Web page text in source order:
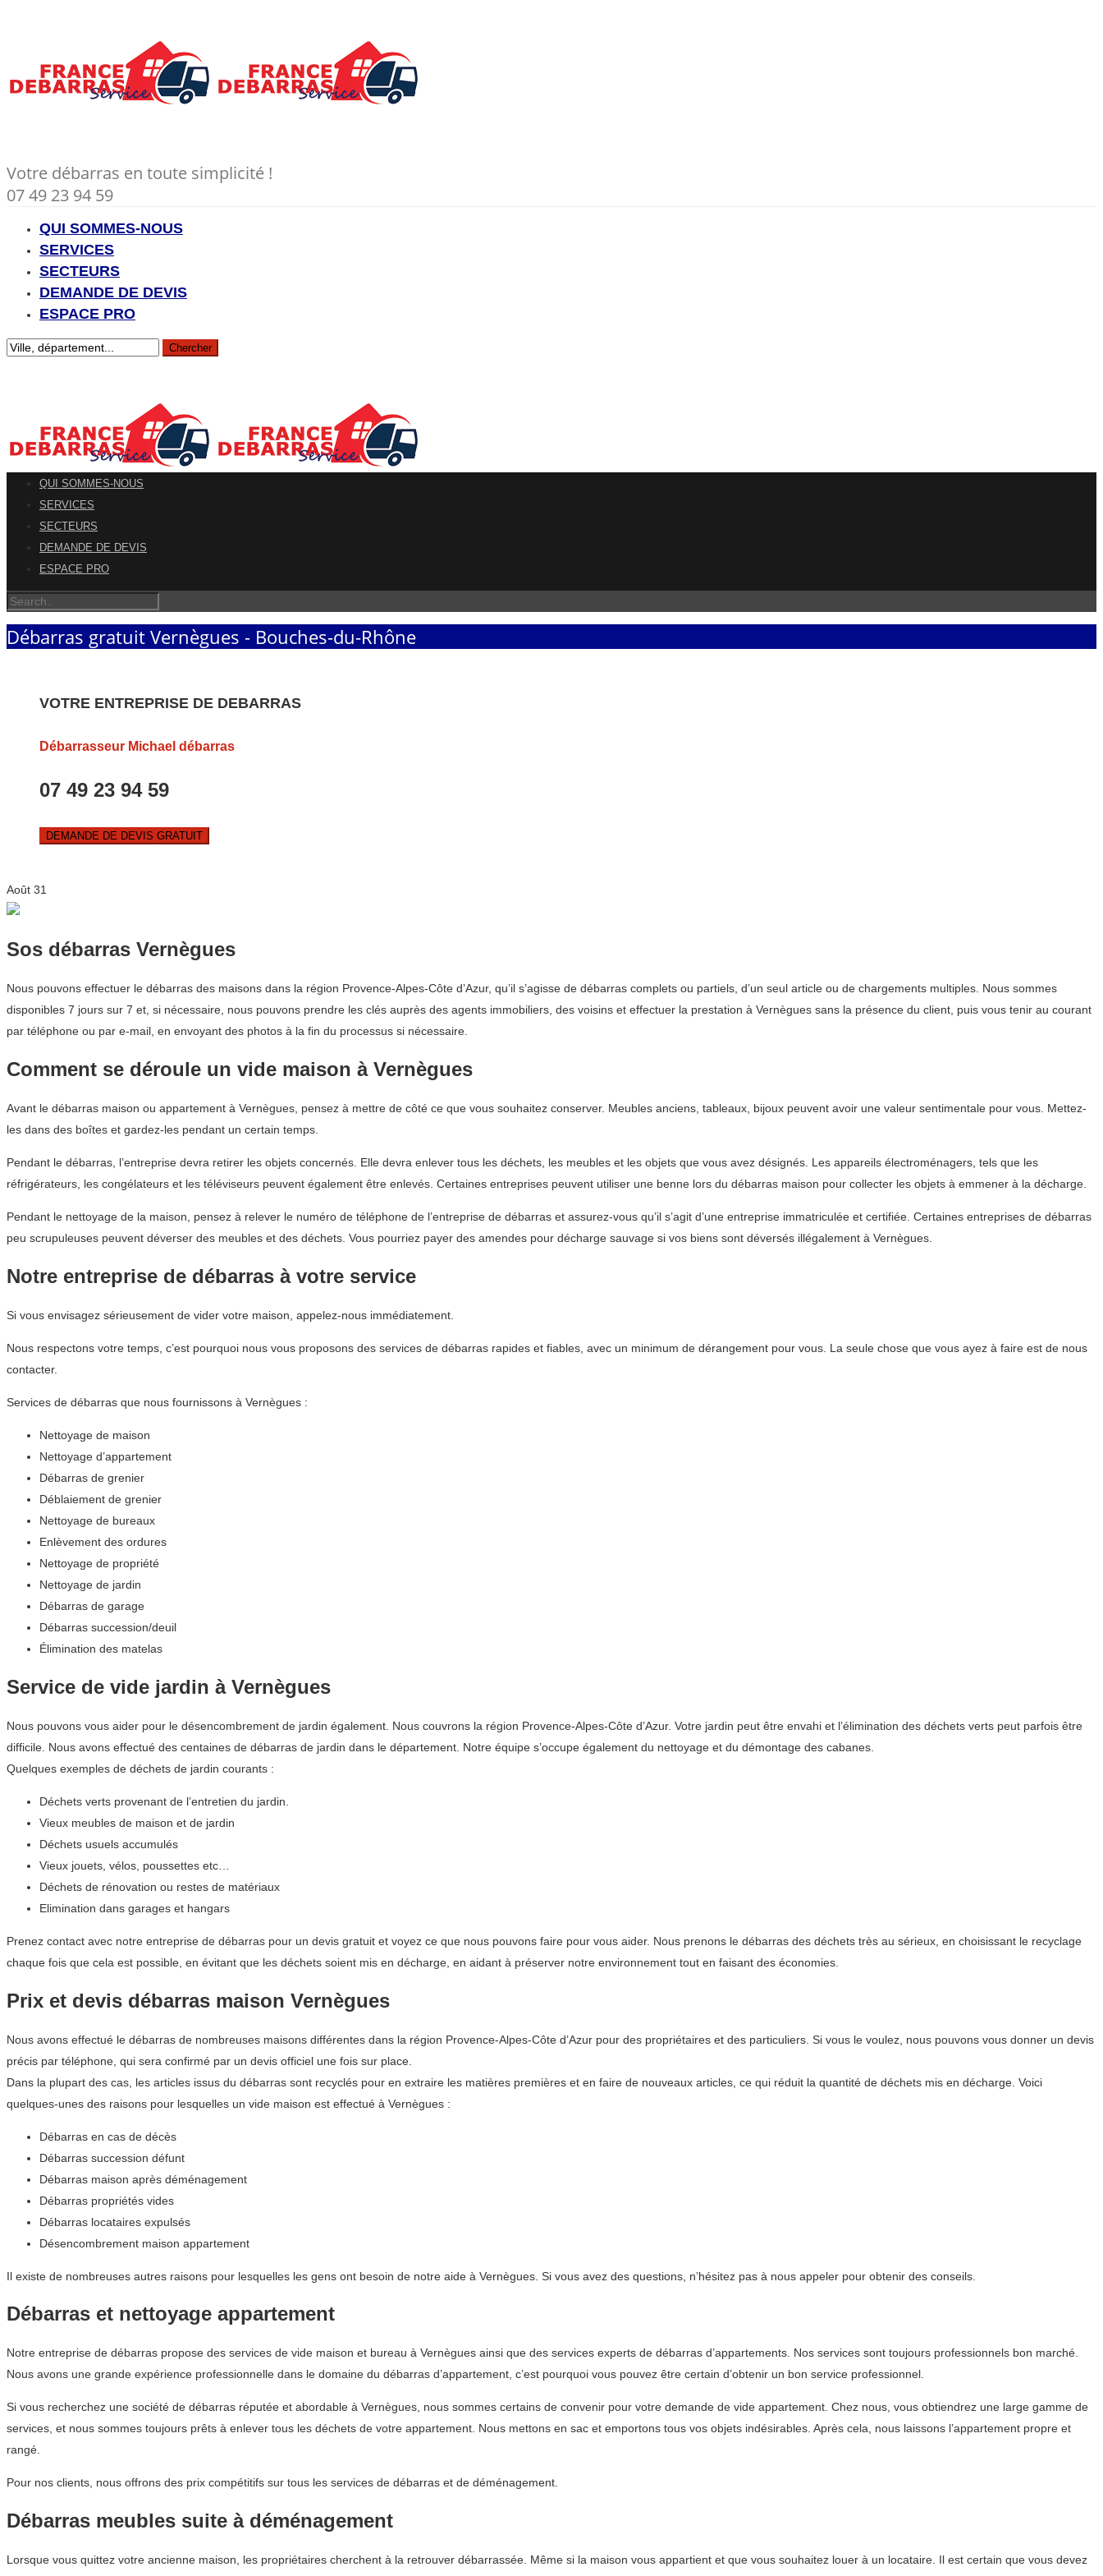
Votre débarras en toute simplicité !
07 49 23 94 59
QUI SOMMES-NOUS
SERVICES
SECTEURS
DEMANDE DE DEVIS
ESPACE PRO
QUI SOMMES-NOUS
SERVICES
SECTEURS
DEMANDE DE DEVIS
ESPACE PRO
Débarras gratuit Vernègues - Bouches-du-Rhône
VOTRE ENTREPRISE DE DEBARRAS
Débarrasseur Michael débarras
07 49 23 94 59
DEMANDE DE DEVIS GRATUIT
Août 31
Sos débarras Vernègues
Nous pouvons effectuer le débarras des maisons dans la région Provence-Alpes-Côte d’Azur, qu’il s’agisse de débarras complets ou partiels, d’un seul article ou de chargements multiples. Nous sommes
disponibles 7 jours sur 7 et, si nécessaire, nous pouvons prendre les clés auprès des agents immobiliers, des voisins et effectuer la prestation à Vernègues sans la présence du client, puis vous tenir au courant
par téléphone ou par e-mail, en envoyant des photos à la fin du processus si nécessaire.
Comment se déroule un vide maison à Vernègues
Avant le débarras maison ou appartement à Vernègues, pensez à mettre de côté ce que vous souhaitez conserver. Meubles anciens, tableaux, bijoux peuvent avoir une valeur sentimentale pour vous. Mettez-
les dans des boîtes et gardez-les pendant un certain temps.
Pendant le débarras, l’entreprise devra retirer les objets concernés. Elle devra enlever tous les déchets, les meubles et les objets que vous avez désignés. Les appareils électroménagers, tels que les
réfrigérateurs, les congélateurs et les téléviseurs peuvent également être enlevés. Certaines entreprises peuvent utiliser une benne lors du débarras maison pour collecter les objets à emmener à la décharge.
Pendant le nettoyage de la maison, pensez à relever le numéro de téléphone de l’entreprise de débarras et assurez-vous qu’il s’agit d’une entreprise immatriculée et certifiée. Certaines entreprises de débarras
peu scrupuleuses peuvent déverser des meubles et des déchets. Vous pourriez payer des amendes pour décharge sauvage si vos biens sont déversés illégalement à Vernègues.
Notre entreprise de débarras à votre service
Si vous envisagez sérieusement de vider votre maison, appelez-nous immédiatement.
Nous respectons votre temps, c’est pourquoi nous vous proposons des services de débarras rapides et fiables, avec un minimum de dérangement pour vous. La seule chose que vous ayez à faire est de nous
contacter.
Services de débarras que nous fournissons à Vernègues :
Nettoyage de maison
Nettoyage d’appartement
Débarras de grenier
Déblaiement de grenier
Nettoyage de bureaux
Enlèvement des ordures
Nettoyage de propriété
Nettoyage de jardin
Débarras de garage
Débarras succession/deuil
Élimination des matelas
Service de vide jardin à Vernègues
Nous pouvons vous aider pour le désencombrement de jardin également. Nous couvrons la région Provence-Alpes-Côte d’Azur. Votre jardin peut être envahi et l’élimination des déchets verts peut parfois être
difficile. Nous avons effectué des centaines de débarras de jardin dans le département. Notre équipe s’occupe également du nettoyage et du démontage des cabanes.
Quelques exemples de déchets de jardin courants :
Déchets verts provenant de l’entretien du jardin.
Vieux meubles de maison et de jardin
Déchets usuels accumulés
Vieux jouets, vélos, poussettes etc…
Déchets de rénovation ou restes de matériaux
Elimination dans garages et hangars
Prenez contact avec notre entreprise de débarras pour un devis gratuit et voyez ce que nous pouvons faire pour vous aider. Nous prenons le débarras des déchets très au sérieux, en choisissant le recyclage
chaque fois que cela est possible, en évitant que les déchets soient mis en décharge, en aidant à préserver notre environnement tout en faisant des économies.
Prix et devis débarras maison Vernègues
Nous avons effectué le débarras de nombreuses maisons différentes dans la région Provence-Alpes-Côte d’Azur pour des propriétaires et des particuliers. Si vous le voulez, nous pouvons vous donner un devis
précis par téléphone, qui sera confirmé par un devis officiel une fois sur place.
Dans la plupart des cas, les articles issus du débarras sont recyclés pour en extraire les matières premières et en faire de nouveaux articles, ce qui réduit la quantité de déchets mis en décharge. Voici
quelques-unes des raisons pour lesquelles un vide maison est effectué à Vernègues :
Débarras en cas de décès
Débarras succession défunt
Débarras maison après déménagement
Débarras propriétés vides
Débarras locataires expulsés
Désencombrement maison appartement
Il existe de nombreuses autres raisons pour lesquelles les gens ont besoin de notre aide à Vernègues. Si vous avez des questions, n’hésitez pas à nous appeler pour obtenir des conseils.
Débarras et nettoyage appartement
Notre entreprise de débarras propose des services de vide maison et bureau à Vernègues ainsi que des services experts de débarras d’appartements. Nos services sont toujours professionnels bon marché.
Nous avons une grande expérience professionnelle dans le domaine du débarras d’appartement, c’est pourquoi vous pouvez être certain d’obtenir un bon service professionnel.
Si vous recherchez une société de débarras réputée et abordable à Vernègues, nous sommes certains de convenir pour votre demande de vide appartement. Chez nous, vous obtiendrez une large gamme de
services, et nous sommes toujours prêts à enlever tous les déchets de votre appartement. Nous mettons en sac et emportons tous vos objets indésirables. Après cela, nous laissons l’appartement propre et
rangé.
Pour nos clients, nous offrons des prix compétitifs sur tous les services de débarras et de déménagement.
Débarras meubles suite à déménagement
Lorsque vous quittez votre ancienne maison, les propriétaires cherchent à la retrouver débarrassée. Même si la maison vous appartient et que vous souhaitez louer à un locataire. Il est certain que vous devez